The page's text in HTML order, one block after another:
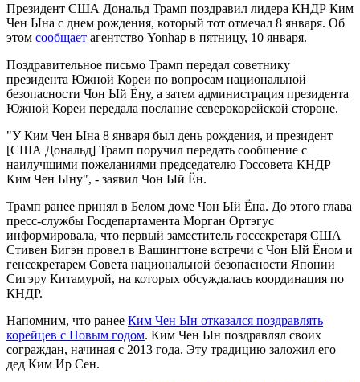
Президент США Дональд Трамп поздравил лидера КНДР Ким
Чен Ына с днем рождения, который тот отмечал 8 января. Об
этом сообщает агентство Yonhap в пятницу, 10 января.
Поздравительное письмо Трамп передал советнику
президента Южной Кореи по вопросам национальной
безопасности Чон Ый Ёну, а затем администрация президента
Южной Кореи передала послание северокорейской стороне.
"У Ким Чен Ына 8 января был день рождения, и президент
[США Дональд] Трамп поручил передать сообщение с
наилучшими пожеланиями председателю Госсовета КНДР
Ким Чен Ыну", - заявил Чон Ый Ён.
Трамп ранее принял в Белом доме Чон Ый Ёна. До этого глава
пресс-службы Госдепартамента Морган Ортэгус
информировала, что первый заместитель госсекретаря США
Стивен Бигэн провел в Вашингтоне встречи с Чон Ый Ёном и
генсекретарем Совета национальной безопасности Японии
Сигэру Китамурой, на которых обсуждалась координация по
КНДР.
Напомним, что ранее Ким Чен Ын отказался поздравлять
корейцев с Новым годом. Ким Чен Ын поздравлял своих
сограждан, начиная с 2013 года. Эту традицию заложил его
дед Ким Ир Сен.